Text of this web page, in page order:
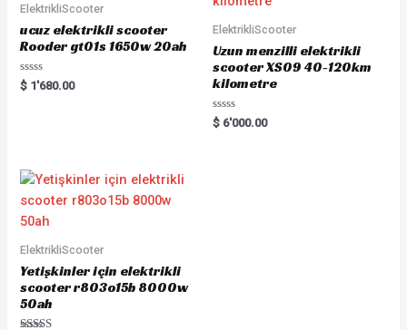
ElektrikliScooter
ucuz elektrikli scooter
Rooder gt01s 1650w 20ah
Rated
0
$ 1'680.00
ElektrikliScooter
Uzun menzilli elektrikli
scooter XS09 40-120km
kilometre
Rated
0
$ 6'000.00
ElektrikliScooter
Yetişkinler için elektrikli
scooter r803o15b 8000w
50ah